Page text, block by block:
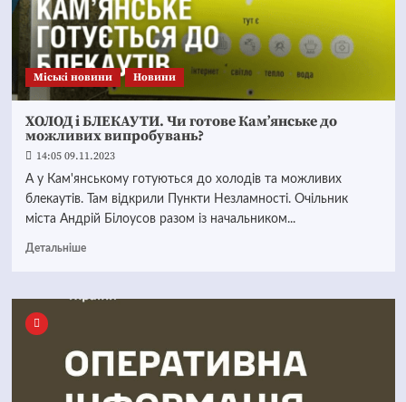
Mіські новини Новини
ХОЛОД і БЛЕКАУТИ. Чи готове Кам’янське до
можливих випробувань?
14:05 09.11.2023
А у Кам'янському готуються до холодів та можливих
блекаутів. Там відкрили Пункти Незламності. Очільник
міста Андрій Білоусов разом із начальником...
Детальніше